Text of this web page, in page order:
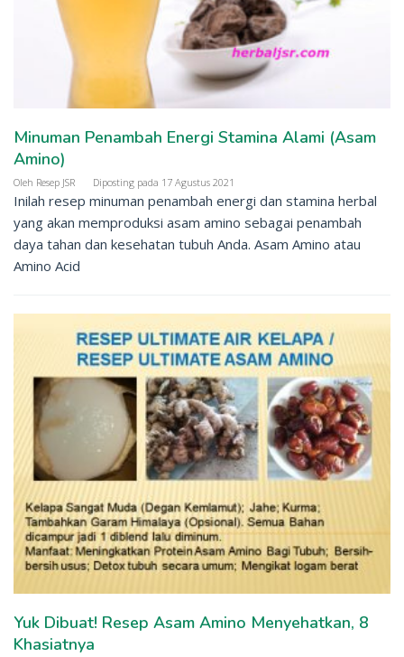
Minuman Penambah Energi Stamina Alami (Asam
Amino)
Oleh Resep JSR Diposting pada 17 Agustus 2021
Inilah resep minuman penambah energi dan stamina herbal
yang akan memproduksi asam amino sebagai penambah
daya tahan dan kesehatan tubuh Anda. Asam Amino atau
Amino Acid
Yuk Dibuat! Resep Asam Amino Menyehatkan, 8
Khasiatnya